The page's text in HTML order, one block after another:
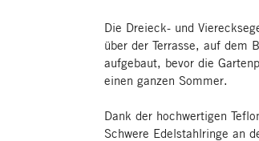
Die Dreieck- und
über der Terrasse, auf dem
aufgebaut, bevor die
einen ganzen Sommer.
Dank der hochwertigen
Schwere Edelstahlringe an